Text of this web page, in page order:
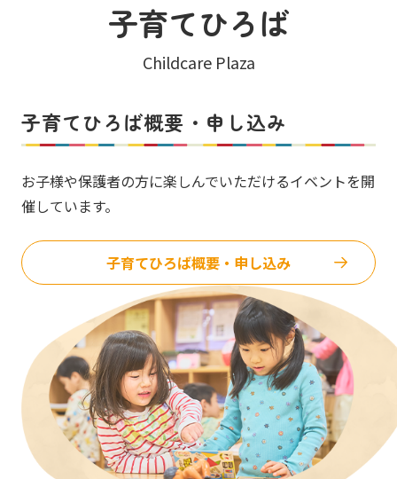
子育てひろば
Childcare Plaza
子育てひろば概要・申し込み
お子様や保護者の方に楽しんでいただけるイベントを開
催しています。
子育てひろば概要・申し込み